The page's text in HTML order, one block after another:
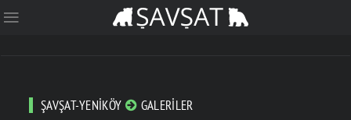
ŞAVŞAT-YENIKÖY GALERILER